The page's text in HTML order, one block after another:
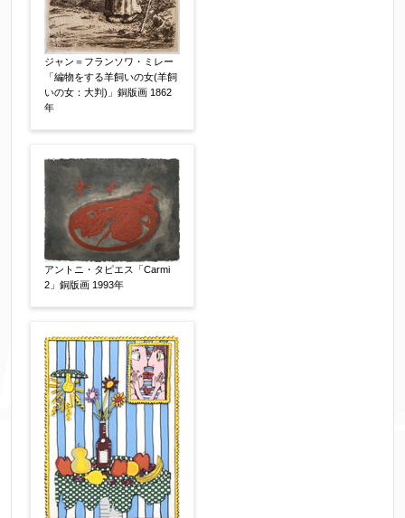
ジャン＝フランソワ・ミレー
「編物をする羊飼いの女(羊飼
いの女：大判)」銅版画 1862
年
アントニ・タピエス「Carmi
2」銅版画 1993年